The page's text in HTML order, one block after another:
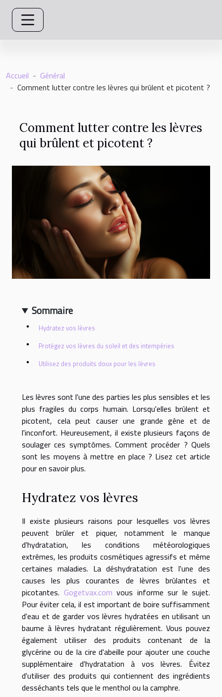
Accueil
Général
Comment lutter contre les lèvres qui brûlent et picotent ?
Comment lutter contre les lèvres
qui brûlent et picotent ?
Sommaire
Hydratez vos lèvres
Protégez vos lèvres du soleil et des intempéries
Utilisez des produits doux pour les lèvres
Les lèvres sont l'une des parties les plus sensibles et les
plus fragiles du corps humain. Lorsqu'elles brûlent et
picotent, cela peut causer une grande gêne et de
l'inconfort. Heureusement, il existe plusieurs façons de
soulager ces symptômes. Comment procéder ? Quels
sont les moyens à mettre en place ? Lisez cet article
pour en savoir plus.
Hydratez vos lèvres
Il existe plusieurs raisons pour lesquelles vos lèvres
peuvent brûler et piquer, notamment le manque
d'hydratation, les conditions météorologiques
extrêmes, les produits cosmétiques agressifs et même
certaines maladies. La déshydratation est l'une des
causes les plus courantes de lèvres brûlantes et
picotantes. Gogetvax.com vous informe sur le sujet.
Pour éviter cela, il est important de boire suffisamment
d'eau et de garder vos lèvres hydratées en utilisant un
baume à lèvres hydratant régulièrement. Vous pouvez
également utiliser des produits contenant de la
glycérine ou de la cire d'abeille pour ajouter une couche
supplémentaire d'hydratation à vos lèvres. Évitez
d'utiliser des produits qui contiennent des ingrédients
desséchants tels que le menthol ou la camphre.